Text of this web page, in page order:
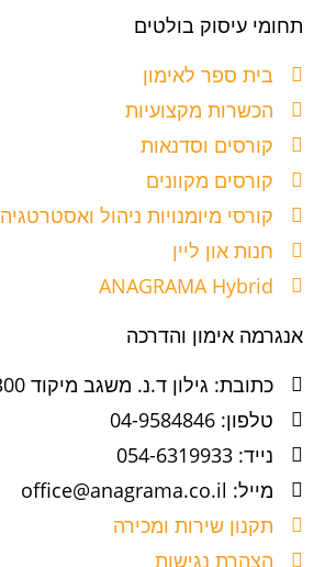
תחומי עיסוק בולטים
בית ספר לאימון
הכשרות מקצועיות
קורסים וסדנאות
קורסים מקוונים
קורסי מיומנויות ניהול ואסטרטגיה
חנות און ליין
ANAGRAMA Hybrid
אנגרמה אימון והדרכה
כתובת: גילון ד.נ. משגב מיקוד 2010300
טלפון: 04-9584846
נייד: 054-6319933
מייל: office@anagrama.co.il
תקנון שירות ומכירה
הצהרת נגישות